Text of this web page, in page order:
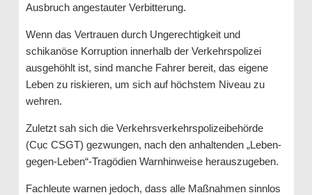
Ausbruch angestauter Verbitterung.
Wenn das Vertrauen durch Ungerechtigkeit und
schikanöse Korruption innerhalb der Verkehrspolizei
ausgehöhlt ist, sind manche Fahrer bereit, das eigene
Leben zu riskieren, um sich auf höchstem Niveau zu
wehren.
Zuletzt sah sich die Verkehrsverkehrspolizeibehörde
(Cục CSGT) gezwungen, nach den anhaltenden „Leben-
gegen-Leben“-Tragödien Warnhinweise herauszugeben.
Fachleute warnen jedoch, dass alle Maßnahmen sinnlos